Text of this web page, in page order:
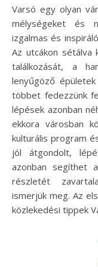
Varsó egy olyan város, amely egyszerre kínál történelmi
mélységeket és
izgalmas és
Az utcákon sétálva
találkozását, a
lenyűgöző
többet fedezzünk
lépések azonban
ekkora városban
kulturális program
jól átgondolt,
azonban segíthet
részletét
ismerjük meg. Az
közlekedési tippek